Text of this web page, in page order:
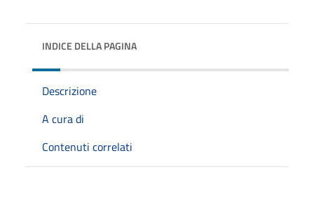
INDICE DELLA PAGINA
Descrizione
A cura di
Contenuti correlati